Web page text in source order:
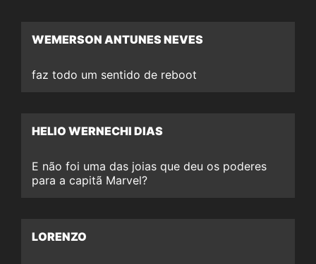
WEMERSON ANTUNES NEVES
faz todo um sentido de reboot
HELIO WERNECHI DIAS
E não foi uma das joias que deu os poderes
para a capitã Marvel?
LORENZO